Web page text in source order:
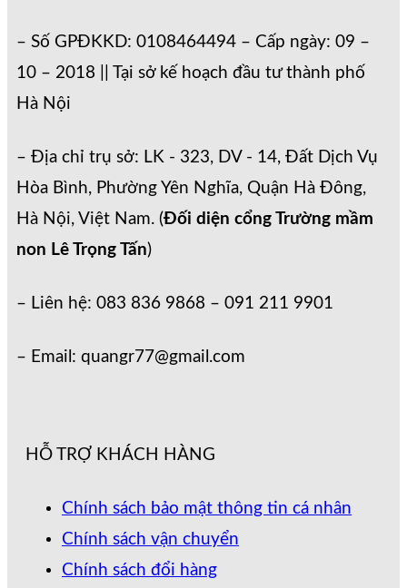
– Số GPĐKKD: 0108464494 – Cấp ngày: 09 –
10 – 2018 || Tại sở kế hoạch đầu tư thành phố
Hà Nội
– Địa chỉ trụ sở: LK - 323, DV - 14, Đất Dịch Vụ
Hòa Bình, Phường Yên Nghĩa, Quận Hà Đông,
Hà Nội, Việt Nam. (Đối diện cổng Trường mầm
non Lê Trọng Tấn)
– Liên hệ: 083 836 9868 – 091 211 9901
– Email: quangr77@gmail.com
HỖ TRỢ KHÁCH HÀNG
Chính sách bảo mật thông tin cá nhân
Chính sách vận chuyển
Chính sách đổi hàng